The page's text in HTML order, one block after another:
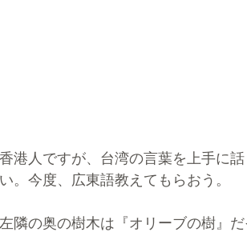
港人ですが、台湾の言葉を上手に
。今度、広東語教えてもらおう。
隣の奥の樹木は『オリーブの樹』